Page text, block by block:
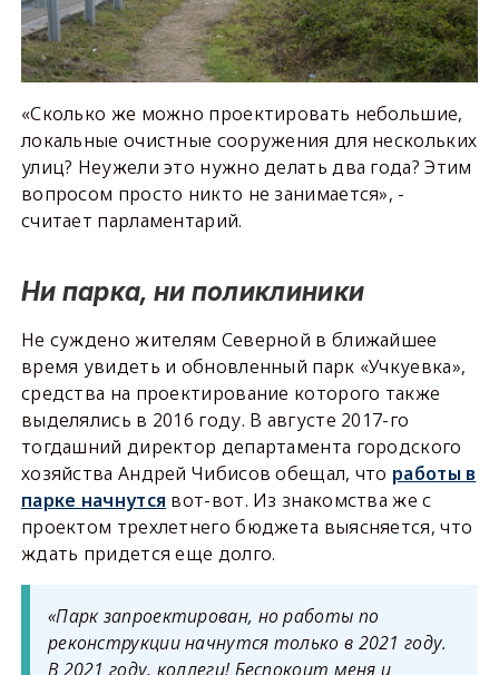
«Сколько же можно проектировать небольшие,
локальные очистные сооружения для нескольких
улиц? Неужели это нужно делать два года? Этим
вопросом просто никто не занимается», -
считает парламентарий.
Ни парка, ни поликлиники
Не суждено жителям Северной в ближайшее
время увидеть и обновленный парк «Учкуевка»,
средства на проектирование которого также
выделялись в 2016 году. В августе 2017-го
тогдашний директор департамента городского
хозяйства Андрей Чибисов обещал, что работы в
парке начнутся вот-вот. Из знакомства же с
проектом трехлетнего бюджета выясняется, что
ждать придется еще долго.
«Парк запроектирован, но работы по
реконструкции начнутся только в 2021 году.
В 2021 году, коллеги! Беспокоит меня и